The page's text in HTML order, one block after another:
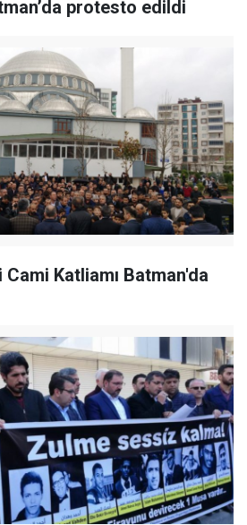
protesto edildi
Katliamı Batman'da